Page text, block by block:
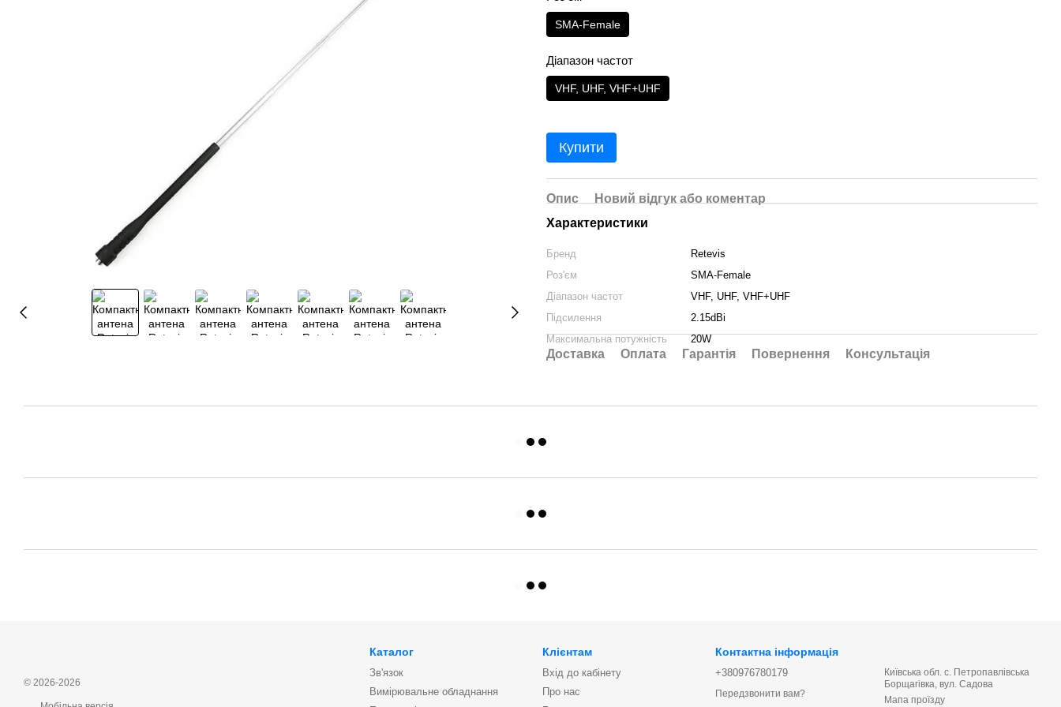
SMA-Female
Діапазон частот
VHF, UHF, VHF+UHF
Купити
Опис
Новий відгук або коментар
Характеристики
Бренд
Retevis
Роз'єм
SMA-Female
Діапазон частот
VHF, UHF, VHF+UHF
Підсилення
2.15dBi
Максимальна потужність
20W
Доставка Оплата Гарантія Повернення Консультація
© 2026-2026
Каталог
Зв'язок
Вимірювальне обладнання
Клієнтам
Вхід до кабінету
Про нас
Контактна інформація
+380976780179
Передзвонити вам?
Київська обл. с. Петропавлівська
Борщагівка, вул. Садова
Мапа проїзду